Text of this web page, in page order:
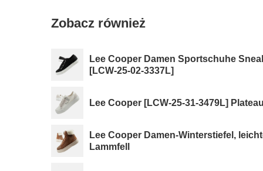
Zobacz również
Lee Cooper Damen Sportschuhe
[LCW-25-02-3337L]
Lee Cooper [LCW-25-31-3479L]
Lee Cooper Damen-Winterstiefel,
Lammfell